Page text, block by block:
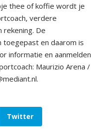
thee of koffie wordt je
verdere
rekening. De
toegepast en daarom is
informatie en aanmelden
Maurizio Arena /
Twitter